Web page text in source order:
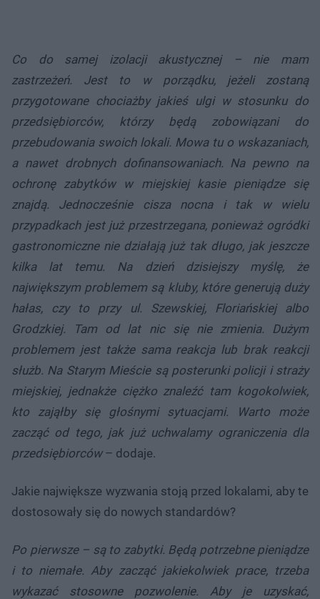
Co do samej izolacji akustycznej – nie mam
zastrzeżeń. Jest to w porządku, jeżeli zostaną
przygotowane chociażby jakieś ulgi w stosunku do
przedsiębiorców, którzy będą zobowiązani do
przebudowania swoich lokali. Mowa tu o wskazaniach,
a nawet drobnych dofinansowaniach. Na pewno na
ochronę zabytków w miejskiej kasie pieniądze się
znajdą. Jednocześnie cisza nocna i tak w wielu
przypadkach jest już przestrzegana, ponieważ ogródki
gastronomiczne nie działają już tak długo, jak jeszcze
kilka lat temu. Na dzień dzisiejszy myślę, że
największym problemem są kluby, które generują duży
hałas, czy to przy ul. Szewskiej, Floriańskiej albo
Grodzkiej. Tam od lat nic się nie zmienia. Dużym
problemem jest także sama reakcja lub brak reakcji
służb. Na Starym Mieście są posterunki policji i straży
miejskiej, jednakże ciężko znaleźć tam kogokolwiek,
kto zająłby się głośnymi sytuacjami. Warto może
zacząć od tego, jak już uchwalamy ograniczenia dla
przedsiębiorców– dodaje.
Jakie największe wyzwania stoją przed lokalami, aby te
dostosowały się do nowych standardów?
Po pierwsze – są to zabytki. Będą potrzebne pieniądze
i to niemałe. Aby zacząć jakiekolwiek prace, trzeba
wykazać stosowne pozwolenie. Aby je uzyskać,